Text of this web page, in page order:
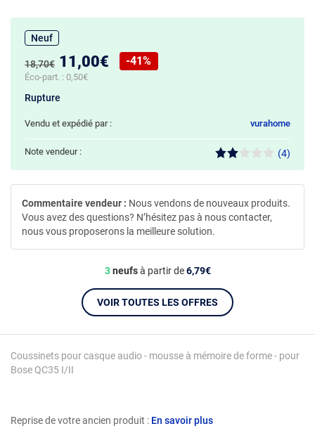
Reprise de votre ancien produit : En savoir plus
Coussinets pour casque audio - mousse à mémoire de forme - pour
Bose QC35 I/II
Neuf
Ancien prix :
18,70€ Nouveau prix :
11,00€
Réduction de :
-41%
Éco-part. : 0,50€
Rupture
Vendu et expédié par : vurahome
Note vendeur : (4)
3neufsà partir de6,79€
VOIR TOUTES LES OFFRES
Commentaire vendeur : Nous vendons de nouveaux produits.
Vous avez des questions? N’hésitez pas à nous contacter,
nous vous proposerons la meilleure solution.